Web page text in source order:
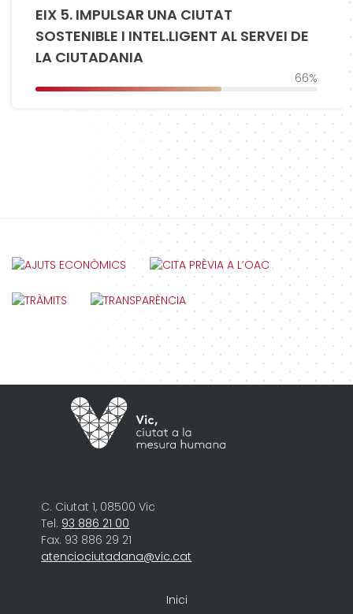
EIX 5. IMPULSAR UNA CIUTAT
SOSTENIBLE I INTEL.LIGENT AL SERVEI DE
LA CIUTADANIA
66%
C. Ciutat 1, 08500 Vic
Tel. 93 886 21 00
Fax. 93 886 29 21
atenciociutadana@vic.cat
Inici